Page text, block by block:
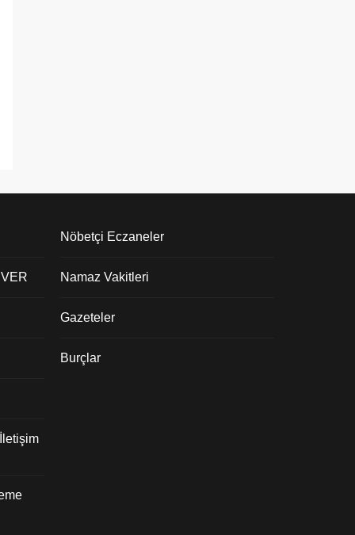
Nöbetçi Eczaneler
Namaz Vakitleri
Gazeteler
Burçlar